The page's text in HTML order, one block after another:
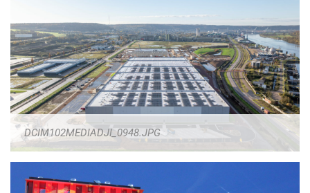
DCIM102MEDIADJI_0948.JPG